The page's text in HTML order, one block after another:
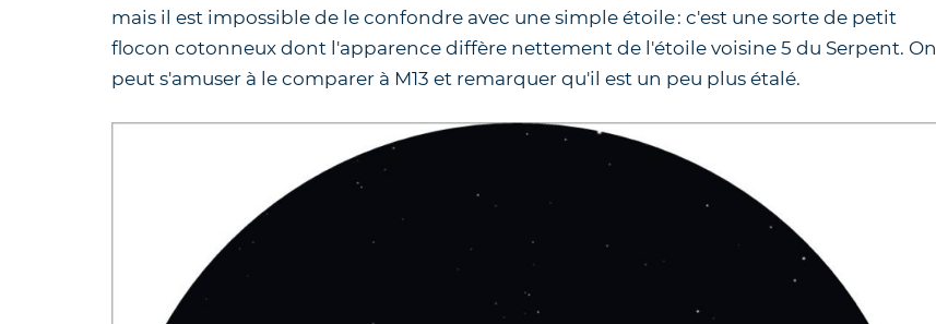
mais il est impossible de le confondre avec une simple étoile : c'est une sorte de petit
flocon cotonneux dont l'apparence diffère nettement de l'étoile voisine 5 du Serpent. On
peut s'amuser à le comparer à M13 et remarquer qu'il est un peu plus étalé.